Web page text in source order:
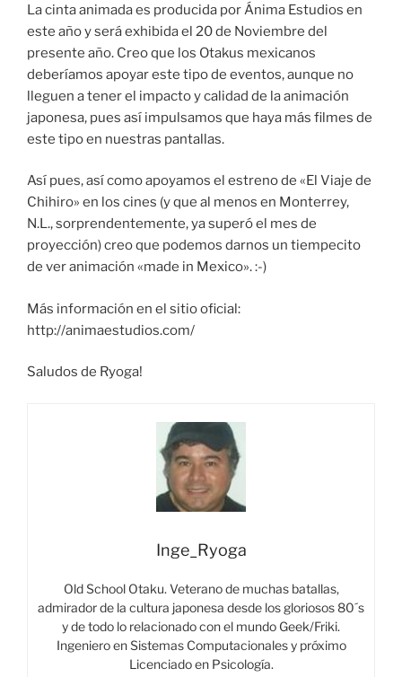
La cinta animada es producida por Ánima Estudios en
este año y será exhibida el 20 de Noviembre del
presente año. Creo que los Otakus mexicanos
deberíamos apoyar este tipo de eventos, aunque no
lleguen a tener el impacto y calidad de la animación
japonesa, pues así impulsamos que haya más filmes de
este tipo en nuestras pantallas.
Así pues, así como apoyamos el estreno de «El Viaje de
Chihiro» en los cines (y que al menos en Monterrey,
N.L., sorprendentemente, ya superó el mes de
proyección) creo que podemos darnos un tiempecito
de ver animación «made in Mexico». :-)
Más información en el sitio oficial:
http://animaestudios.com/
Saludos de Ryoga!
Inge_Ryoga
Old School Otaku. Veterano de muchas batallas,
admirador de la cultura japonesa desde los gloriosos 80´s
y de todo lo relacionado con el mundo Geek/Friki.
Ingeniero en Sistemas Computacionales y próximo
Licenciado en Psicología.